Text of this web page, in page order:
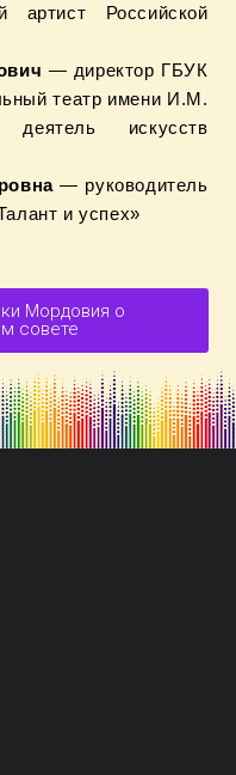
Российской
— директор ГБУК
театр имени И.М.
искусств
— руководитель
и успех»
Мордовия о
совете